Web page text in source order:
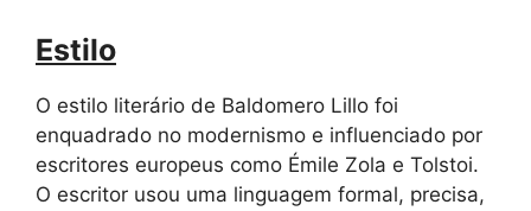
Estilo
O estilo literário de Baldomero Lillo foi
enquadrado no modernismo e influenciado por
escritores europeus como Émile Zola e Tolstoi.
O escritor usou uma linguagem formal, precisa,